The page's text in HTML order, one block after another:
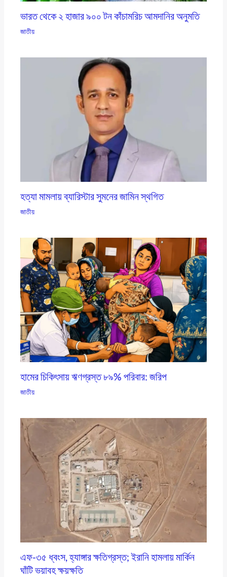
ভারত থেকে ২ হাজার ৯০০ টন কাঁচামরিচ আমদানির অনুমতি
জাতীয়
হত্যা মামলায় ব্যারিস্টার সুমনের জামিন স্থগিত
জাতীয়
হামের চিকিৎসায় ঋণগ্রস্ত ৮৯% পরিবার: জরিপ
জাতীয়
এফ-৩৫ ধ্বংস, হ্যাঙ্গার ক্ষতিগ্রস্ত; ইরানি হামলায় মার্কিন
ঘাঁটি ভয়াবহ ক্ষয়ক্ষতি